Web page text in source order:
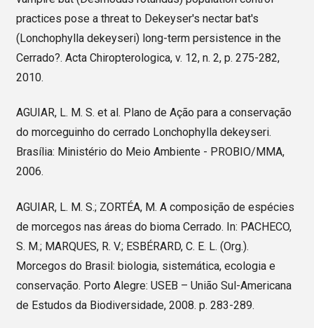
practices pose a threat to Dekeyser's nectar bat's
(Lonchophylla dekeyseri) long-term persistence in the
Cerrado?. Acta Chiropterologica, v. 12, n. 2, p. 275-282,
2010.
AGUIAR, L. M. S. et al. Plano de Ação para a conservação
do morceguinho do cerrado Lonchophylla dekeyseri.
Brasília: Ministério do Meio Ambiente - PROBIO/MMA,
2006.
AGUIAR, L. M. S.; ZORTÉA, M. A composição de espécies
de morcegos nas áreas do bioma Cerrado. In: PACHECO,
S. M.; MARQUES, R. V.; ESBÉRARD, C. E. L. (Org.).
Morcegos do Brasil: biologia, sistemática, ecologia e
conservação. Porto Alegre: USEB – União Sul-Americana
de Estudos da Biodiversidade, 2008. p. 283-289.